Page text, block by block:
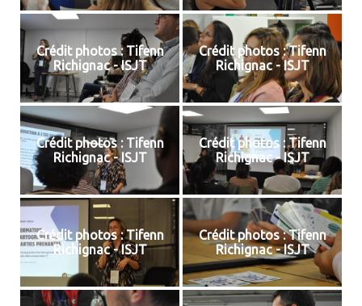
Crédit photos : Tifenn
Richignac - ISJT
Crédit photos : Tifenn
Richignac - ISJT
Crédit photos : Tifenn
Richignac - ISJT
Crédit photos : Tifenn
Richignac - ISJT
Crédit photos : Tifenn
Richignac - ISJT
Crédit photos : Tifenn
Richignac - ISJT